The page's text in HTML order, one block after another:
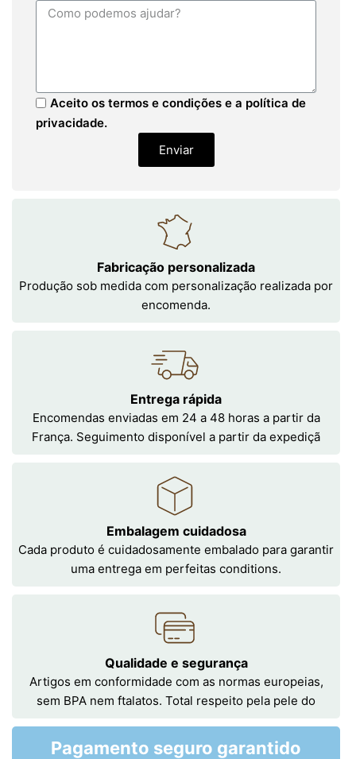
Aceito os termos e condições e a política de
privacidade.
Enviar
Fabricação personalizada
Produção sob medida com personalização realizada por
encomenda.
Entrega rápida
Encomendas enviadas em 24 a 48 horas a partir da
França. Seguimento disponível a partir da expediçã
Embalagem cuidadosa
Cada produto é cuidadosamente embalado para garantir
uma entrega em perfeitas conditions.
Qualidade e segurança
Artigos em conformidade com as normas europeias,
sem BPA nem ftalatos. Total respeito pela pele do
Pagamento seguro garantido